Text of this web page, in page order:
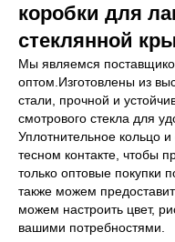
коробки для
стеклянной
Мы являемся
оптом.Изготовлены из
стали, прочной и
смотрового стекла для
Уплотнительное кольцо
тесном контакте, чтобы
только оптовые покупки
также можем
можем настроить цвет,
вашими потребностями.